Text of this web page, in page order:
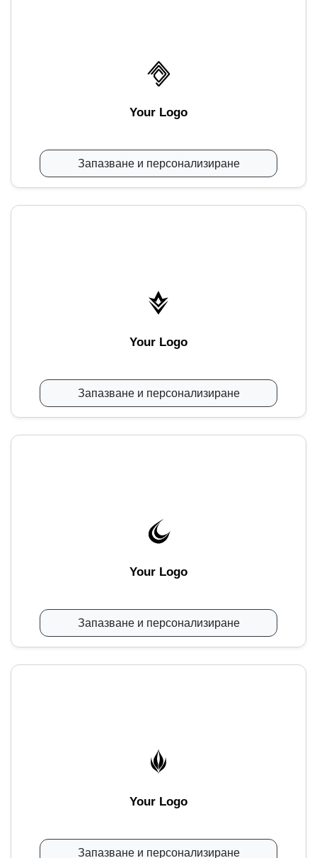
Your Logo
Запазване и персонализиране
Your Logo
Запазване и персонализиране
Your Logo
Запазване и персонализиране
Your Logo
Запазване и персонализиране